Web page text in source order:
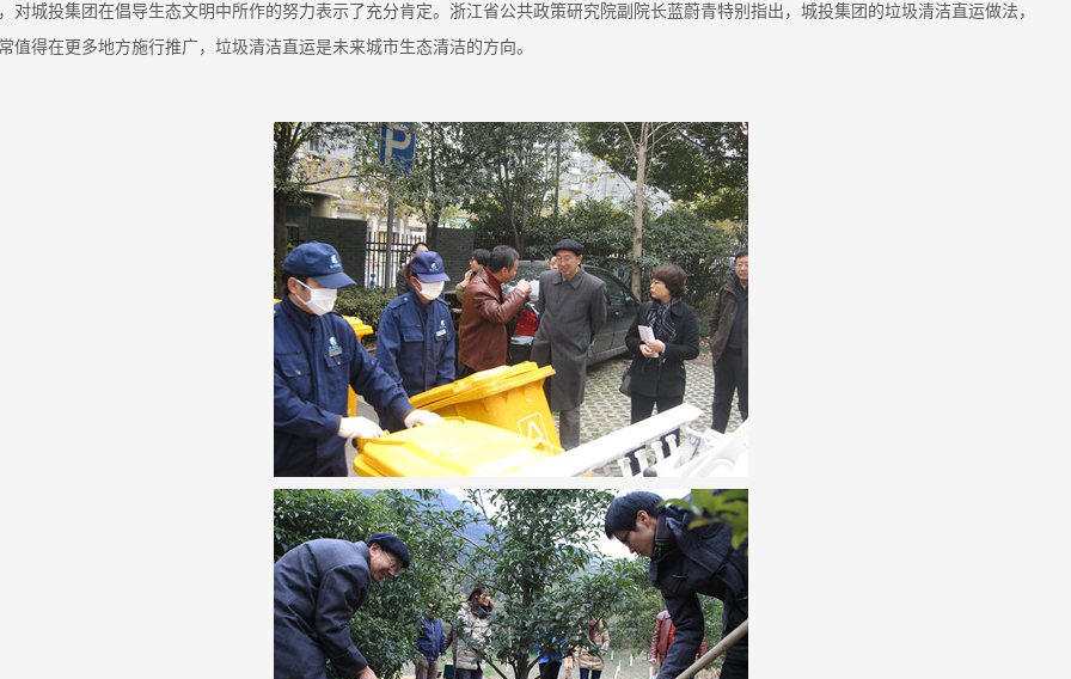
对城投集团在倡导生态文明中所作的努力表示了充分肯定。浙江省公共政策研究院副院长蓝蔚青特别指出，城投集团的垃圾清洁直运做法，
值得在更多地方施行推广，垃圾清洁直运是未来城市生态清洁的方向。
【策论】三级养老服务网络，不能...
2026-07-29